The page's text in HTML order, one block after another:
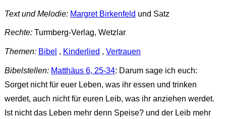
Text und Melodie: Margret Birkenfeld und Satz
Rechte:Turmberg-Verlag, Wetzlar
Themen: Bibel , Kinderlied , Vertrauen
Bibelstellen: Matthäus 6, 25-34: Darum sage ich euch:
Sorget nicht für euer Leben, was ihr essen und trinken
werdet, auch nicht für euren Leib, was ihr anziehen werdet.
Ist nicht das Leben mehr denn Speise? und der Leib mehr